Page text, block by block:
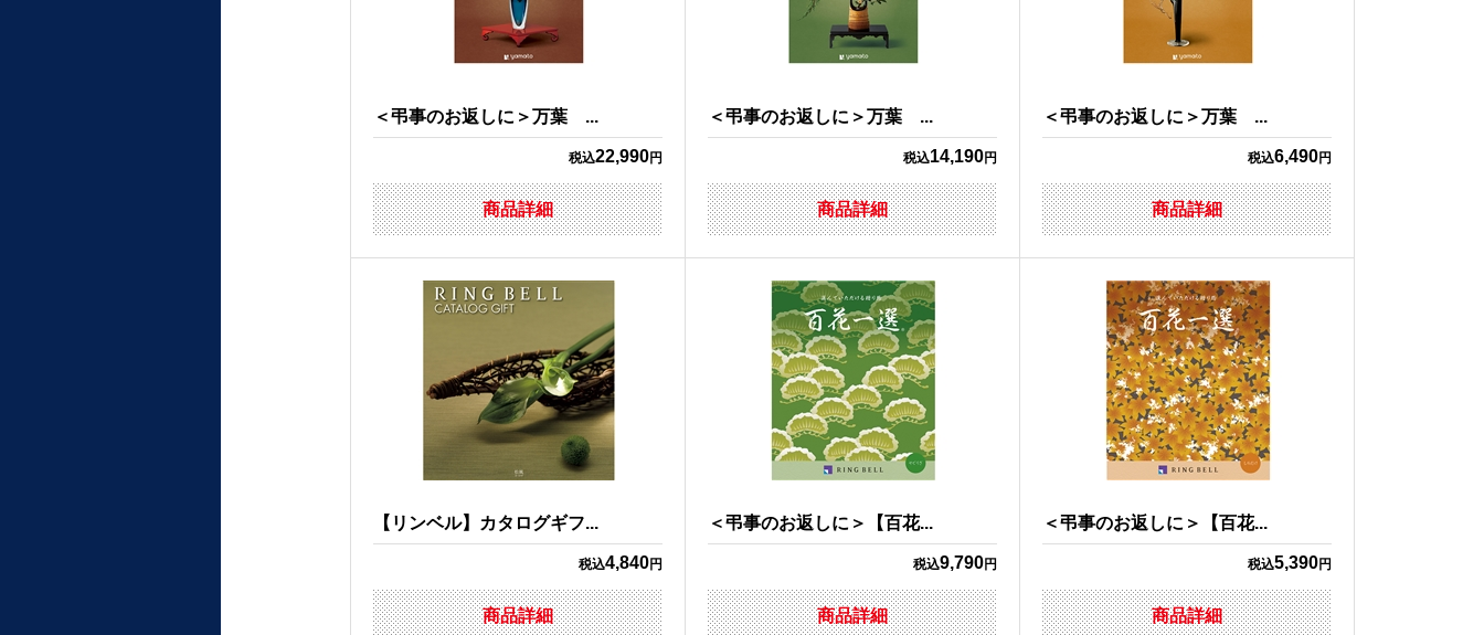
＜弔事のお返しに＞万葉 ...
税込22,990円
商品詳細
＜弔事のお返しに＞万葉 ...
税込14,190円
商品詳細
＜弔事のお返しに＞万葉 ...
税込6,490円
商品詳細
【リンベル】カタログギフ...
税込4,840円
商品詳細
＜弔事のお返しに＞【百花...
税込9,790円
商品詳細
＜弔事のお返しに＞【百花...
税込5,390円
商品詳細